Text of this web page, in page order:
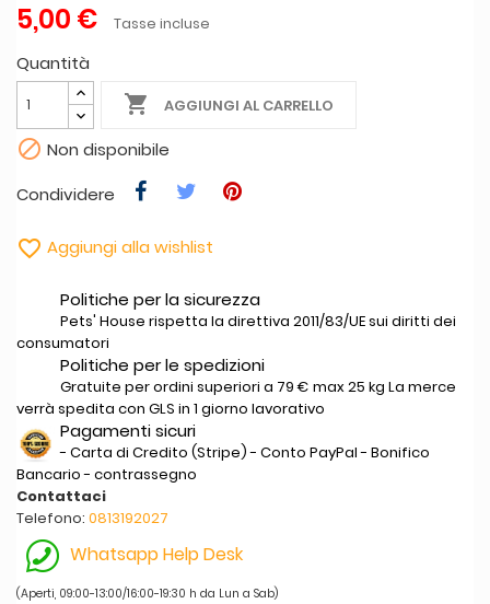
5,00 € Tasse incluse
Quantità
 AGGIUNGI AL CARRELLO
 Non disponibile
Condividere
 Aggiungi alla wishlist
Politiche per la sicurezza
Pets' House rispetta la direttiva 2011/83/UE sui diritti dei
consumatori
Politiche per le spedizioni
Gratuite per ordini superiori a 79 € max 25 kg La merce
verrà spedita con GLS in 1 giorno lavorativo
Pagamenti sicuri
- Carta di Credito (Stripe) - Conto PayPal - Bonifico
Bancario - contrassegno
Contattaci
Telefono: 0813192027
Whatsapp Help Desk
(Aperti, 09:00-13:00/16:00-19:30 h da Lun a Sab)